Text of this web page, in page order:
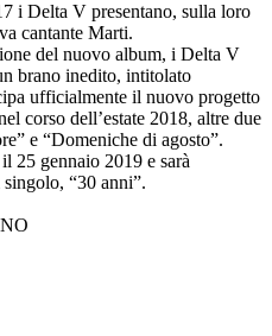
i Delta V presentano, sulla loro
cantante Marti.
del nuovo album, i Delta V
brano inedito, intitolato
ufficialmente il nuovo progetto
corso dell’estate 2018, altre due
e “Domeniche di agosto”.
25 gennaio 2019 e sarà
“30 anni”.